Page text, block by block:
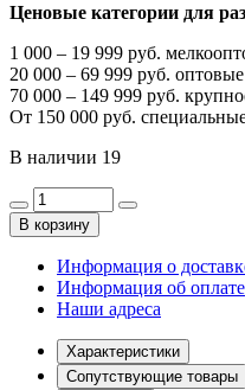
Ценовые категории для
1 000 – 19 999 руб.
20 000 – 69 999 руб. оптовые
70 000 – 149 999 руб.
От 150 000 руб.
В наличии 19
В корзину
Информация о
Информация об оплате
Наши адреса
Характеристики
Сопутствующие товары